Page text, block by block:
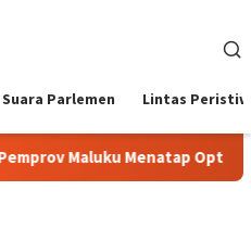
Suara Parlemen Lintas
Maluku Menatap Optimistis